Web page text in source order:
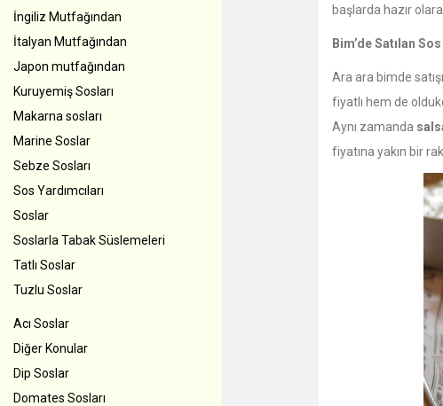
İngiliz Mutfağından
İtalyan Mutfağından
Japon mutfağından
Kuruyemiş Sosları
Makarna sosları
Marine Soslar
Sebze Sosları
Sos Yardımcıları
Soslar
Soslarla Tabak Süslemeleri
Tatlı Soslar
Tuzlu Soslar
Acı Soslar
Diğer Konular
Dip Soslar
Domates Sosları
başlarda hazır
Bim’de Satılan Sos
Ara ara bimde
fiyatlı hem de
Aynı zamanda
fiyatına yakın bir